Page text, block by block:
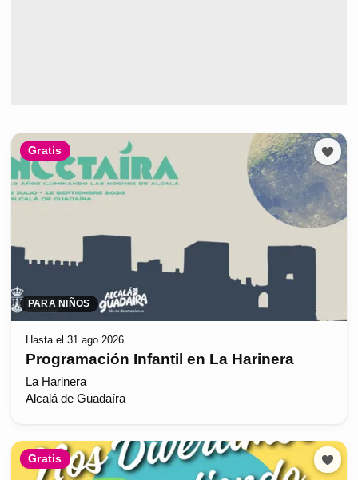
Gratis
PARA NIÑOS
Hasta el 31 ago 2026
Programación Infantil en La Harinera
La Harinera
Alcalá de Guadaíra
Gratis